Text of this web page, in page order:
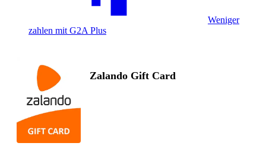
Weniger
zahlen mit G2A Plus
Zalando Gift Card